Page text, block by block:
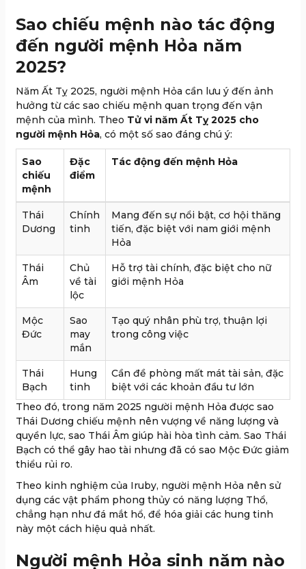
Sao chiếu mệnh nào tác động
đến người mệnh Hỏa năm
2025?
Năm Ất Tỵ 2025, người mệnh Hỏa cần lưu ý đến ảnh
hưởng từ các sao chiếu mệnh quan trọng đến vận
mệnh của mình. Theo Tử vi năm Ất Tỵ 2025 cho
người mệnh Hỏa, có một số sao đáng chú ý:
Sao
chiếu
mệnh
Đặc
điểm
Tác động đến mệnh Hỏa
Thái
Dương
Chính
tinh
Mang đến sự nổi bật, cơ hội thăng
tiến, đặc biệt với nam giới mệnh
Hỏa
Thái
Âm
Chủ
về tài
lộc
Hỗ trợ tài chính, đặc biệt cho nữ
giới mệnh Hỏa
Mộc
Đức
Sao
may
mắn
Tạo quý nhân phù trợ, thuận lợi
trong công việc
Thái
Bạch
Hung
tinh
Cần đề phòng mất mát tài sản, đặc
biệt với các khoản đầu tư lớn
Theo đó, trong năm 2025 người mệnh Hỏa được sao
Thái Dương chiếu mệnh nên vượng về năng lượng và
quyền lực, sao Thái Âm giúp hài hòa tình cảm. Sao Thái
Bạch có thể gây hao tài nhưng đã có sao Mộc Đức giảm
thiểu rủi ro.
Theo kinh nghiệm của Iruby, người mệnh Hỏa nên sử
dụng các vật phẩm phong thủy có năng lượng Thổ,
chẳng hạn như đá mắt hổ, để hóa giải các hung tinh
này một cách hiệu quả nhất.
Người mệnh Hỏa sinh năm nào